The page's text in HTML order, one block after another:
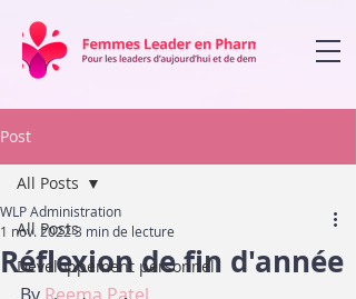
Post
All Posts
Développement personnel
All Posts
Réflexion de fin d'année
WLP Administration
1 nov. 20223 min de lecture